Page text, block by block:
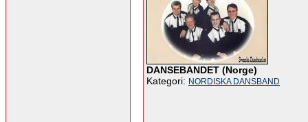
DANSEBANDET (Norge)
Kategori: NORDISKA DANSBAND